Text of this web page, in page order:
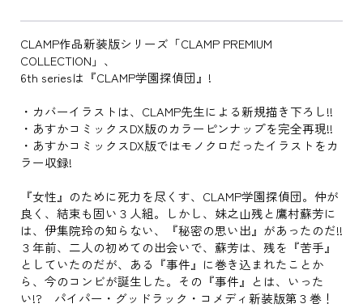
CLAMP作品新装版シリーズ「CLAMP PREMIUM
COLLECTION」、
6th seriesは『CLAMP学園探偵団』!
・カバーイラストは、CLAMP先生による新規描き下ろし!!
・あすかコミックスDX版のカラーピンナップを完全再現!!
・あすかコミックスDX版ではモノクロだったイラストをカ
ラー収録!
『女性』のために死力を尽くす、CLAMP学園探偵団。仲が
良く、結束も固い３人組。しかし、妹之山残と鷹村蘇芳に
は、伊集院玲の知らない、『秘密の思い出』があったのだ!!
３年前、二人の初めての出会いで、蘇芳は、残を『苦手』
としていたのだが、ある『事件』に巻き込まれたことか
ら、今のコンビが誕生した。その『事件』とは、いった
い!? パイパー・グッドラック・コメディ新装版第３巻！